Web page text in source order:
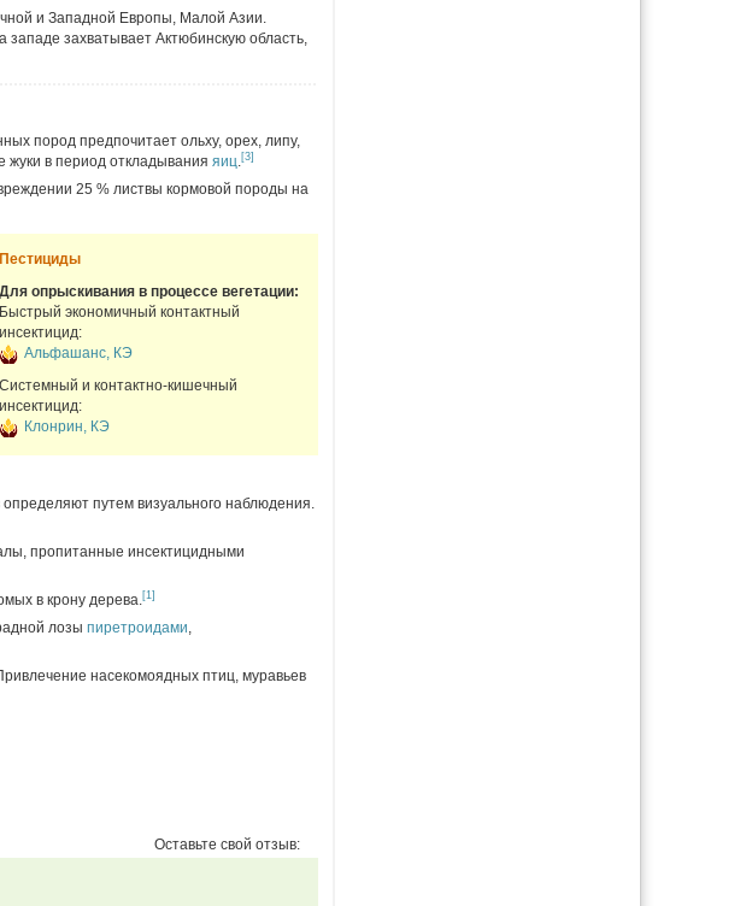
и Западной Европы, Малой Азии.
западе захватывает Актюбинскую область,
пород предпочитает ольху, орех, липу,
жуки в период откладывания яиц.[3]
25 % листвы кормовой породы на
Пестициды
Для опрыскивания в процессе вегетации:
Быстрый экономичный контактный
инсектицид:
Альфашанс, КЭ
Системный и контактно-кишечный
инсектицид:
Клонрин, КЭ
путем визуального наблюдения.
пропитанные инсектицидными
в крону дерева.[1]
лозы пиретроидами,
насекомоядных птиц, муравьев
Оставьте свой отзыв: